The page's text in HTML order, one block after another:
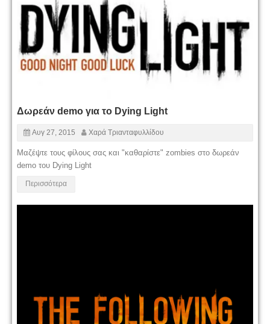
Δωρεάν demo για το Dying Light
Αυγ 27, 2015 Χαρά Τριανταφυλλίδου
Μαζέψτε τους φίλους σας και "καθαρίστε" zombies στο δωρεάν
demo του Dying Light
Περισσότερα